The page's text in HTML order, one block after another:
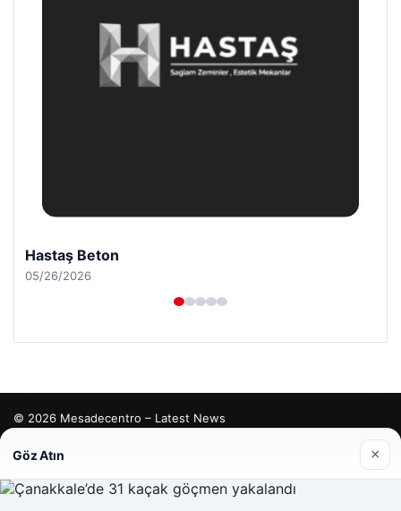
Hastaş Beton
05/26/2026
© 2026 Mesadecentro – Latest News
Göz Atın ×